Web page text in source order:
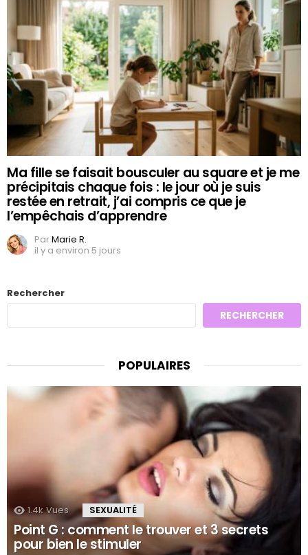
Ma fille se faisait bousculer au square et je me
précipitais chaque fois : le jour où je suis
restée en retrait, j’ai compris ce que je
l’empêchais d’apprendre
ParMarie R.
il y a environ 5 jours
Rechercher
RECHERCHER
POPULAIRES
1.4k Vues SEXUALITÉ
Point G : comment le trouver et 3 secrets
pour bien le stimuler